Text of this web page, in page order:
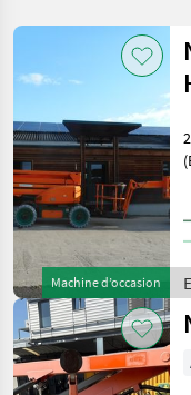
Catégorie 4
CHEMIN
ACTUEL
matériel de
construction
Engins De
Rampes
Hydrauliques
Niftylift
CHOISIR
UNE
Réinitialiser
Machine d’occasion